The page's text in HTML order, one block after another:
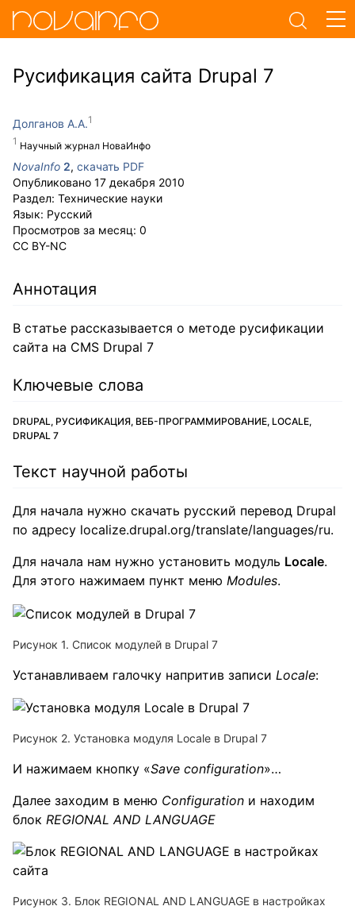
Русификация сайта Drupal 7
Долганов А.А.
Научный журнал НоваИнфо
NovaInfo 2, скачать PDF
Опубликовано 17 декабря 2010
Раздел: Технические науки
Язык: Русский
Просмотров за месяц: 0
CC BY-NC
Аннотация
В статье рассказывается о методе русификации
сайта на CMS Drupal 7
Ключевые слова
DRUPAL, РУСИФИКАЦИЯ, ВЕБ-ПРОГРАММИРОВАНИЕ, LOCALE,
DRUPAL 7
Текст научной работы
Для начала нужно скачать русский перевод Drupal
по адресу localize.drupal.org/translate/languages/ru.
Для начала нам нужно установить модуль Locale.
Для этого нажимаем пункт меню Modules.
Рисунок 1. Список модулей в Drupal 7
Устанавливаем галочку напритив записи Locale:
Рисунок 2. Установка модуля Locale в Drupal 7
И нажимаем кнопку «Save configuration»…
Далее заходим в меню Configuration и находим
блок REGIONAL AND LANGUAGE
Рисунок 3. Блок REGIONAL AND LANGUAGE в настройках